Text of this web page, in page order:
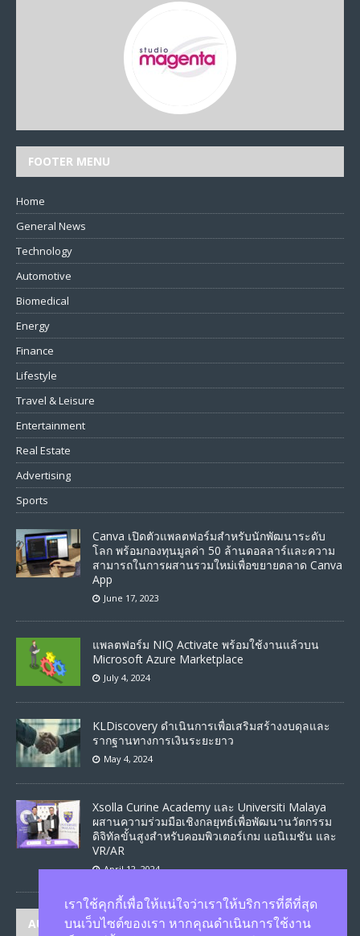
FOOTER MENU
Home
General News
Technology
Automotive
Biomedical
Energy
Finance
Lifestyle
Travel & Leisure
Entertainment
Real Estate
Advertising
Sports
Canva เปิดตัวแพลตฟอร์มสำหรับนักพัฒนาระดับ
โลก พร้อมกองทุนมูลค่า 50 ล้านดอลลาร์และความ
สามารถในการผสานรวมใหม่เพื่อขยายตลาด Canva
App
June 17, 2023
แพลตฟอร์ม NIQ Activate พร้อมใช้งานแล้วบน
Microsoft Azure Marketplace
July 4, 2024
KLDiscovery ดำเนินการเพื่อเสริมสร้างงบดุลและ
รากฐานทางการเงินระยะยาว
May 4, 2024
Xsolla Curine Academy และ Universiti Malaya
ผสานความร่วมมือเชิงกลยุทธ์เพื่อพัฒนานวัตกรรม
ดิจิทัลขั้นสูงสำหรับคอมพิวเตอร์เกม แอนิเมชัน และ
VR/AR
April 12, 2024
AUTHORS
เราใช้คุกกี้เพื่อให้แน่ใจว่าเราให้บริการที่ดีที่สุด
บนเว็บไซต์ของเรา หากคุณดำเนินการใช้งาน